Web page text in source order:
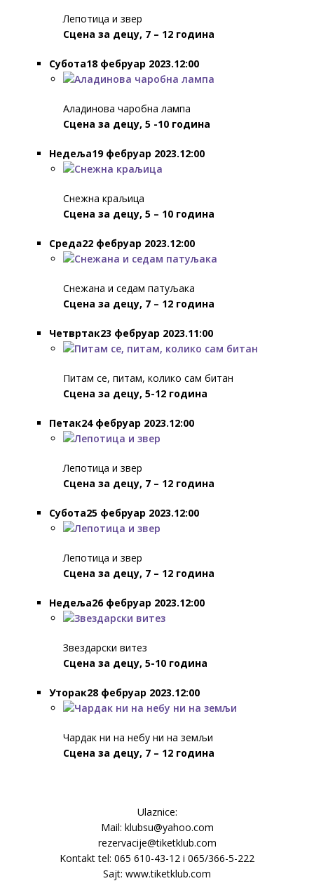
Лепотица и звер
Сцена за децу, 7 – 12 година
Субота18 фебруар 2023.12:00
Аладинова чаробна лампа
Сцена за децу, 5 -10 година
Недеља19 фебруар 2023.12:00
Снежна краљица
Сцена за децу, 5 – 10 година
Среда22 фебруар 2023.12:00
Снежана и седам патуљака
Сцена за децу, 7 – 12 година
Четвртак23 фебруар 2023.11:00
Питам се, питам, колико сам битан
Сцена за децу, 5-12 година
Петак24 фебруар 2023.12:00
Лепотица и звер
Сцена за децу, 7 – 12 година
Субота25 фебруар 2023.12:00
Лепотица и звер
Сцена за децу, 7 – 12 година
Недеља26 фебруар 2023.12:00
Звездарски витез
Сцена за децу, 5-10 година
Уторак28 фебруар 2023.12:00
Чардак ни на небу ни на земљи
Сцена за децу, 7 – 12 година
Ulaznice:
Mail: klubsu@yahoo.com
rezervacije@tiketklub.com
Kontakt tel: 065 610-43-12 i 065/366-5-222
Sajt: www.tiketklub.com